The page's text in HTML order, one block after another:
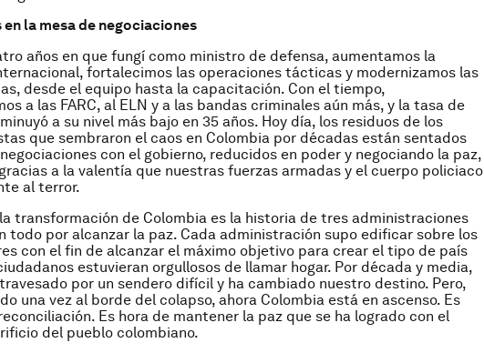
la mesa de negociaciones
años en que fungí como ministro de defensa, aumentamos la
fortalecimos las operaciones tácticas y modernizamos las
desde el equipo hasta la capacitación. Con el tiempo,
a las FARC, al ELN y a las bandas criminales aún más, y la tasa de
a su nivel más bajo en 35 años. Hoy día, los residuos de los
que sembraron el caos en Colombia por décadas están sentados
con el gobierno, reducidos en poder y negociando la paz,
a la valentía que nuestras fuerzas armadas y el cuerpo policiaco
al terror.
transformación de Colombia es la historia de tres administraciones
todo por alcanzar la paz. Cada administración supo edificar sobre los
con el fin de alcanzar el máximo objetivo para crear el tipo de país
estuvieran orgullosos de llamar hogar. Por década y media,
por un sendero difícil y ha cambiado nuestro destino. Pero,
una vez al borde del colapso, ahora Colombia está en ascenso. Es
Es hora de mantener la paz que se ha logrado con el
del pueblo colombiano.